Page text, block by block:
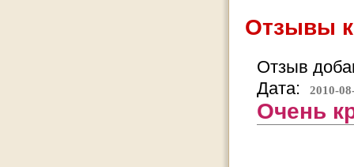
Отзывы
Отзыв
Дата:
2010-
Очень